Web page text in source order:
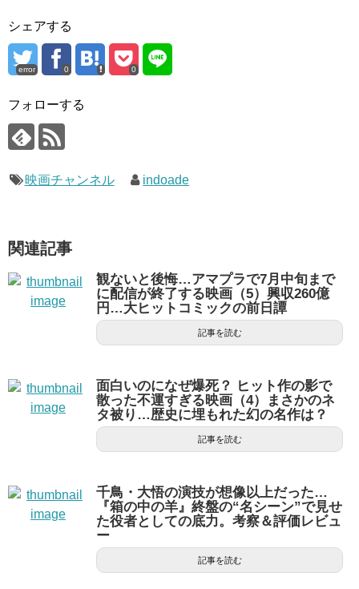
シェアする
error 0 0
フォローする
映画チャンネル indoade
関連記事
観ないと後悔…アマプラで7月中旬まで
に配信が終了する映画（5）興収260億
円…大ヒットコミックの前日譚
記事を読む
面白いのになぜ爆死？ ヒット作の影で
散った不運すぎる映画（4）まさかのネ
タ被り…歴史に埋もれた幻の名作は？
記事を読む
千鳥・大悟の演技が想像以上だった…
『箱の中の羊』終盤の“名シーン”で見せ
た役者としての底力。考察＆評価レビュ
ー
記事を読む